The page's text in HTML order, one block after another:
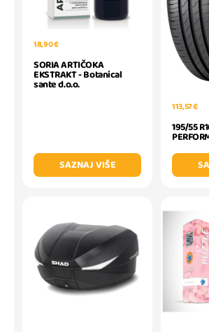
18,90 €
SORIA ARTIČOKA
EKSTRAKT - Botanical
sante d.o.o.
SAZNAJ VIŠE
113,57 €
195/55